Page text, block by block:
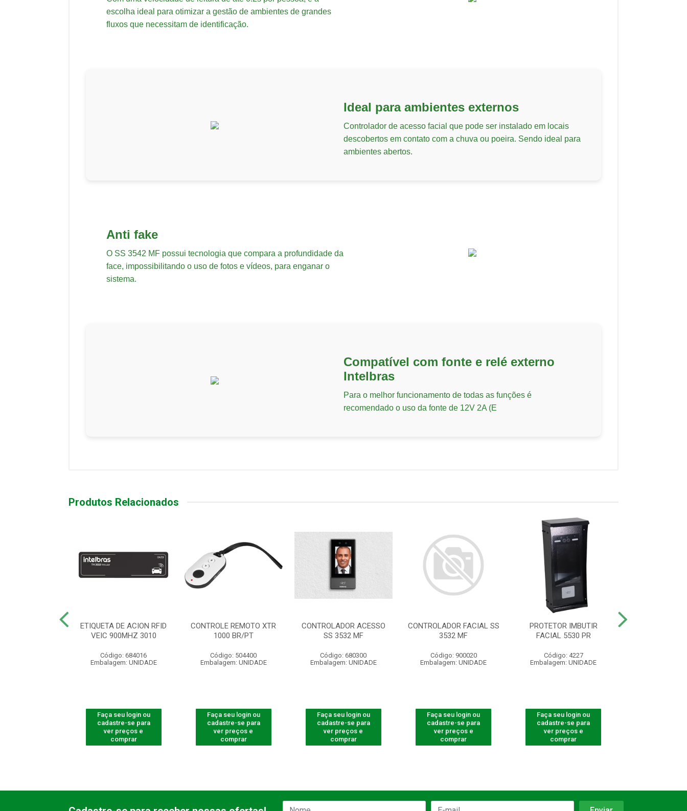
escolha ideal para otimizar a gestão de ambientes de grandes
fluxos que necessitam de identificação.
Ideal para ambientes externos
Controlador de acesso facial que pode ser instalado em locais
descobertos em contato com a chuva ou poeira. Sendo ideal para
ambientes abertos.
Anti fake
O SS 3542 MF possui tecnologia que compara a profundidade da
face, impossibilitando o uso de fotos e vídeos, para enganar o
sistema.
Compatível com fonte e relé externo
Intelbras
Para o melhor funcionamento de todas as funções é
recomendado o uso da fonte de 12V 2A (E
Produtos Relacionados
ETIQUETA DE ACION RFID
VEIC 900MHZ 3010
Código: 684016
Embalagem: UNIDADE
Faça seu login ou
cadastre-se para
ver preços e
comprar
CONTROLE REMOTO XTR
1000 BR/PT
Código: 504400
Embalagem: UNIDADE
Faça seu login ou
cadastre-se para
ver preços e
comprar
CONTROLADOR ACESSO
SS 3532 MF
Código: 680300
Embalagem: UNIDADE
Faça seu login ou
cadastre-se para
ver preços e
comprar
CONTROLADOR FACIAL SS
3532 MF
Código: 900020
Embalagem: UNIDADE
Faça seu login ou
cadastre-se para
ver preços e
comprar
PROTETOR IMBUTIR
FACIAL 5530 PR
Código: 4227
Embalagem: UNIDADE
Faça seu login ou
cadastre-se para
ver preços e
comprar